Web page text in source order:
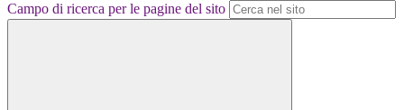
Campo di ricerca per le pagine del sito